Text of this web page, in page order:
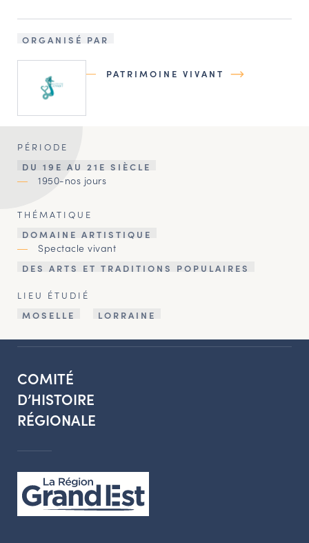
ORGANISÉ PAR
PATRIMOINE VIVANT
PÉRIODE
DU 19E AU 21E SIÈCLE
1950-nos jours
THÉMATIQUE
DOMAINE ARTISTIQUE
Spectacle vivant
DES ARTS ET TRADITIONS POPULAIRES
LIEU ÉTUDIÉ
MOSELLE
LORRAINE
COMITÉ
D’HISTOIRE
RÉGIONALE